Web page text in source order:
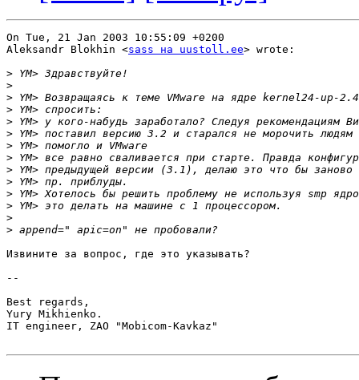
On Tue, 21 Jan 2003 10:55:09 +0200
Aleksandr Blokhin <sass на uustoll.ee> wrote:
>
>
>
>
>
>
>
>
>
>
>
>
>
>
Извините за вопрос, где это указывать?
--
Best regards,
Yury Mikhienko.
IT engineer, ZAO "Mobicom-Kavkaz"